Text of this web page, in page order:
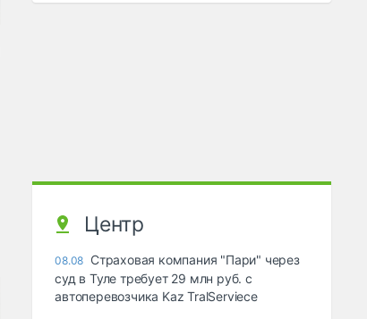
Центр
08.08 Страховая компания "Пари" через
суд в Туле требует 29 млн руб. с
автоперевозчика Kaz TralServiece